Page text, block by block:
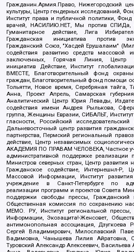
Гражданин.Армия.Право, Нижегородский
культуры, Центр гендерных исследований,
Институт права и публичной политики,
врачей, НАСИЛИЮ.НЕТ, Мы против СПИДа,
Гуманитарное действие, Лига
Гражданская инициатива против
Гражданский Союз, "Хасдей Ерушалаим"
содействия развитию средств
заключенных, Горячая Линия, Центр
инициатив Действие, Институт
ВМЕСТЕ, Благотворительный фонд
граждан, Благотворительный фонд помощи
Тольятти, Новое время, Серебряная тайга,
Анна, Проект Апрель, Самарская
Аналитический Центр Юрия Левады,
содействия имени Андрея Рылькова,
группа, Женщины Евразии, СИБАЛЬТ,
гласности, Российский
Дальневосточный центр развития
партнерства, Пермский региональный
действие, Центр независимых
АКАДЕМИЯ ПО ПРАВАМ ЧЕЛОВЕКА, Частное
административной поддержке реализации
Министров северных стран, Центр развития
Гражданское содействие, Интернешнл-Р,
Массовой Информации, Институт
учреждение в Санкт-Петербурге по
реализации программ и проектов Совета
поддержки свободы прессы, Гражданский
Общественная комиссия по сохранению
МЕМО. РУ, Институт региональной прессы,
Информации, Экозащита!-Женсовет,
антимонопольная ассоциация, Дзугкоева
Сергей Владимирович, Милославский
Вадимовна, Чанышева Лилия Айратовна,
Туровский Александр Алексеевич, Васильева